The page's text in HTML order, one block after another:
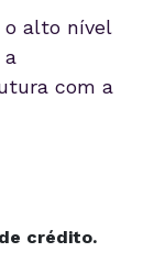
o alto nível
a
com a
crédito.